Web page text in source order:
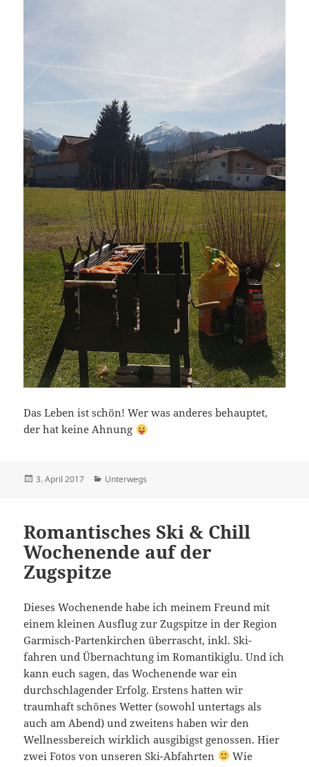
Das Leben ist schön! Wer was anderes behauptet,
der hat keine Ahnung
Veröffentlicht
3. April 2017 Kategorien
Unterwegs
Romantisches Ski & Chill
Wochenende auf der
Zugspitze
Dieses Wochenende habe ich meinem Freund mit
einem kleinen Ausflug zur Zugspitze in der Region
Garmisch-Partenkirchen überrascht, inkl. Ski-
fahren und Übernachtung im Romantikiglu. Und ich
kann euch sagen, das Wochenende war ein
durchschlagender Erfolg. Erstens hatten wir
traumhaft schönes Wetter (sowohl untertags als
auch am Abend) und zweitens haben wir den
Wellnessbereich wirklich ausgibigst genossen. Hier
zwei Fotos von unseren Ski-Abfahrten
Wie